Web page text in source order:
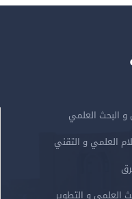
و البحث العلمي
العلمي و التقني
العلمي و التطوير